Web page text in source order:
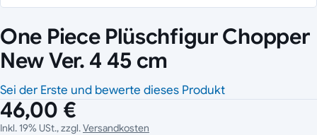
One Piece Plüschfigur Chopper
New Ver. 4 45 cm
Sei der Erste und bewerte dieses Produkt
46,00 €
Inkl. 19% USt., zzgl.Versandkosten